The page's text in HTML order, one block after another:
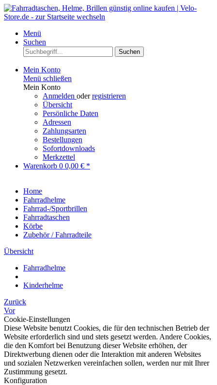
Menü
Suchen
Suchen
Mein Konto
Menü schließen
Mein Konto
Anmelden oderregistrieren
Übersicht
Persönliche Daten
Adressen
Zahlungsarten
Bestellungen
Sofortdownloads
Merkzettel
Warenkorb 0 0,00 € *
Home
Fahrradhelme
Fahrrad-/Sportbrillen
Fahrradtaschen
Körbe
Zubehör / Fahrradteile
Übersicht
Fahrradhelme
Kinderhelme
Zurück
Vor
Cookie-Einstellungen
Diese Website benutzt Cookies, die für den technischen Betrieb der
Website erforderlich sind und stets gesetzt werden. Andere Cookies,
die den Komfort bei Benutzung dieser Website erhöhen, der
Direktwerbung dienen oder die Interaktion mit anderen Websites
und sozialen Netzwerken vereinfachen sollen, werden nur mit Ihrer
Zustimmung gesetzt.
Konfiguration